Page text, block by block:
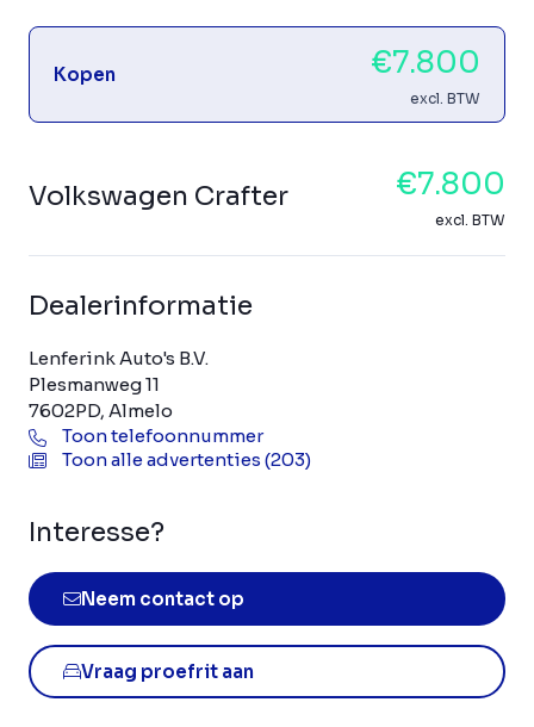
Kopen €7.800
excl. BTW
Volkswagen Crafter €7.800
excl. BTW
Dealerinformatie
Lenferink Auto's B.V.
Plesmanweg 11
7602PD, Almelo
Toon telefoonnummer
Toon alle advertenties (203)
Interesse?
Neem contact op
Vraag proefrit aan